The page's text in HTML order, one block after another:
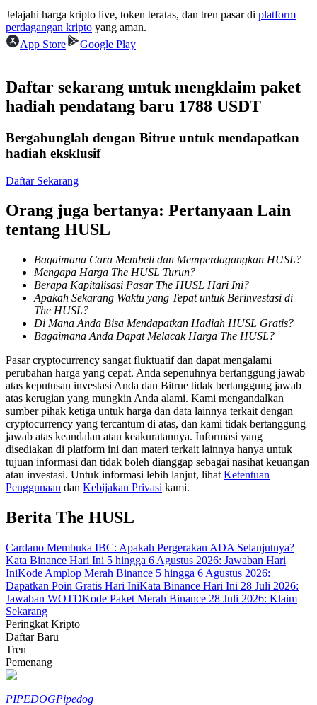
Menjadi Pedagang Salinan
Nikmati pembagian keuntungan dan komisi copy trading
Analisis data besar termasuk info perdagangan, dll.
Memandu
Panduan Pemula Berjangka
Strategi perdagangan
Pelajari cara untuk tetap menghasilkan keuntungan
Jelajahi harga kripto live, token teratas, dan tren pasar di platform
perdagangan kripto yang aman.
App Store
Google Play
Daftar sekarang untuk mengklaim paket
hadiah pendatang baru 1788 USDT
Bergabunglah dengan Bitrue untuk mendapatkan
hadiah eksklusif
Daftar Sekarang
Orang juga bertanya: Pertanyaan Lain
tentang HUSL
Bagaimana Cara Membeli dan Memperdagangkan HUSL?
Mengapa Harga The HUSL Turun?
Berapa Kapitalisasi Pasar The HUSL Hari Ini?
Apakah Sekarang Waktu yang Tepat untuk Berinvestasi di
The HUSL?
Di Mana Anda Bisa Mendapatkan Hadiah HUSL Gratis?
Bagaimana Anda Dapat Melacak Harga The HUSL?
Pasar cryptocurrency sangat fluktuatif dan dapat mengalami
perubahan harga yang cepat. Anda sepenuhnya bertanggung jawab
atas keputusan investasi Anda dan Bitrue tidak bertanggung jawab
atas kerugian yang mungkin Anda alami. Kami mengandalkan
sumber pihak ketiga untuk harga dan data lainnya terkait dengan
cryptocurrency yang tercantum di atas, dan kami tidak bertanggung
jawab atas keandalan atau keakuratannya. Informasi yang
disediakan di platform ini dan materi terkait lainnya hanya untuk
tujuan informasi dan tidak boleh dianggap sebagai nasihat keuangan
atau investasi. Untuk informasi lebih lanjut, lihat Ketentuan
Penggunaan dan Kebijakan Privasi kami.
Berita The HUSL
Cardano Membuka IBC: Apakah Pergerakan ADA Selanjutnya?
Kata Binance Hari Ini 5 hingga 6 Agustus 2026: Jawaban Hari
IniKode Amplop Merah Binance 5 hingga 6 Agustus 2026:
Dapatkan Poin Gratis Hari IniKata Binance Hari Ini 28 Juli 2026:
Jawaban WOTDKode Paket Merah Binance 28 Juli 2026: Klaim
Sekarang
Peringkat Kripto
Daftar Baru
Tren
Pemenang
PIPEDOGPipedog